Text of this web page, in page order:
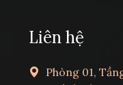
Liên hệ
Phòng 01,